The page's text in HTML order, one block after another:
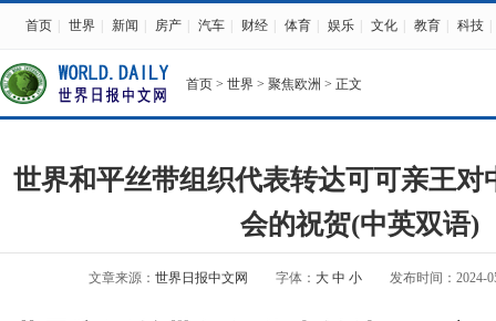
首页 世界 新闻 房产 汽车 财经 体育 娱乐 文化 教育 科技
首页 > 世界 > 聚焦欧洲 > 正文
世界和平丝带组织代表转达可可亲王对
会的祝贺(中英双语)
文章来源： 世界日报中文网 字体： 大 中 小 发布时间：2024-